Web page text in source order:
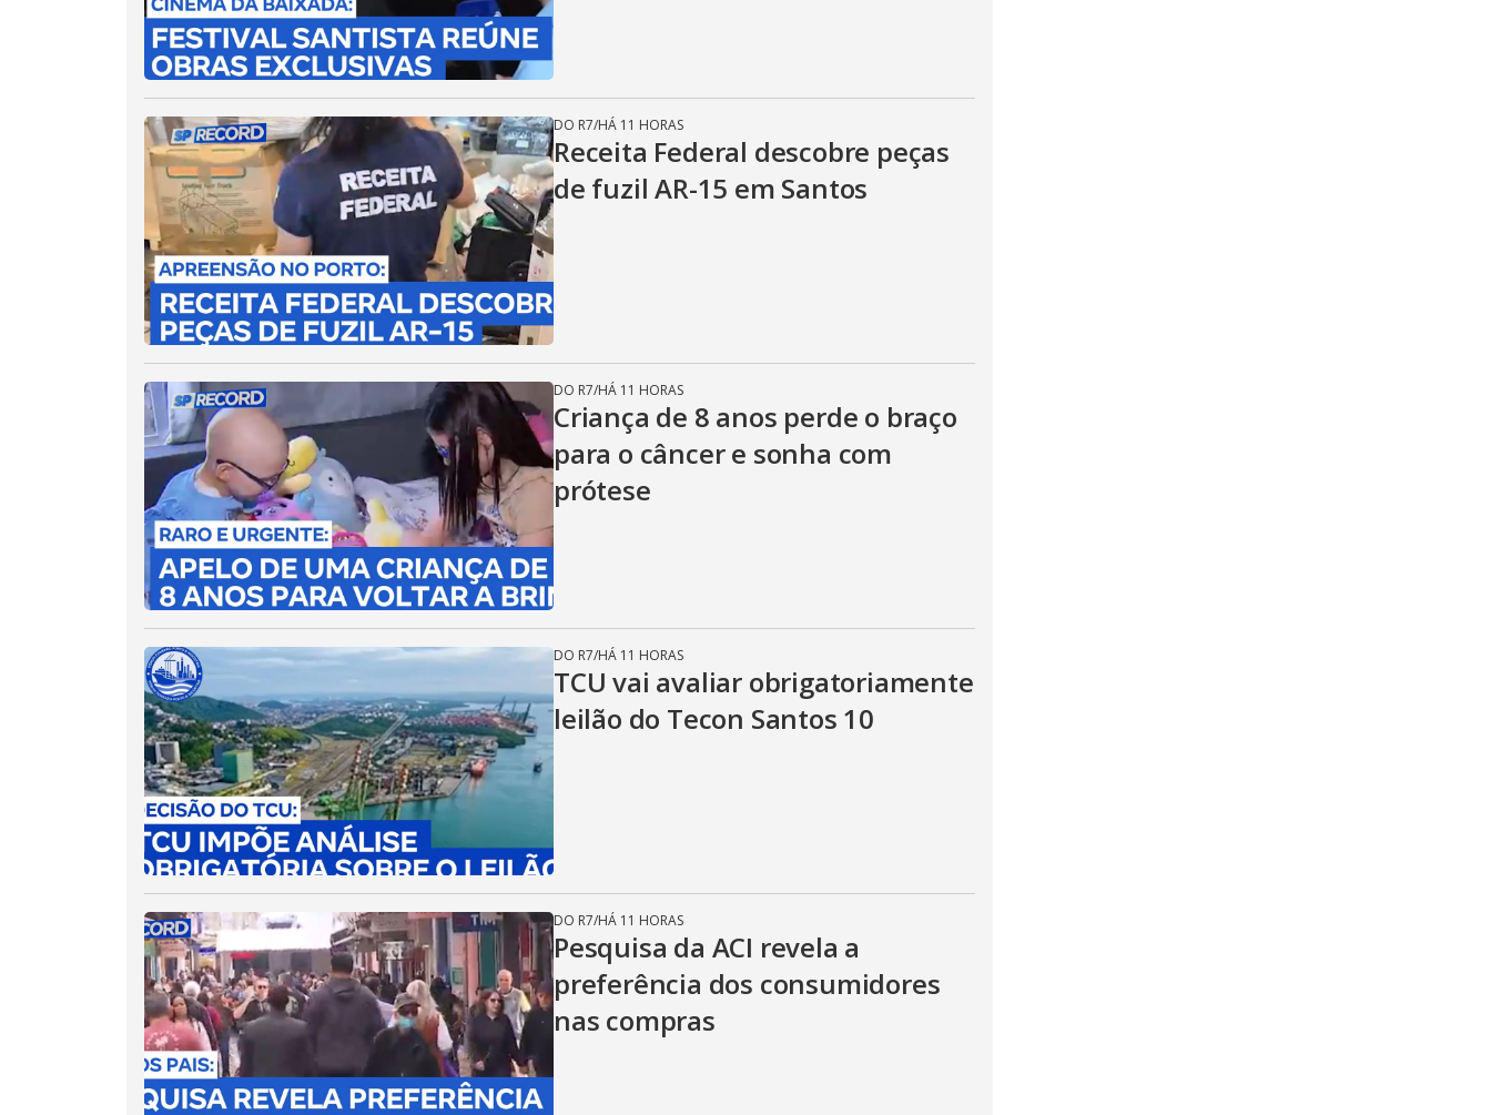
DO R7/HÁ 11 HORAS
Receita Federal descobre peças
de fuzil AR-15 em Santos
DO R7/HÁ 11 HORAS
Criança de 8 anos perde o braço
para o câncer e sonha com
prótese
DO R7/HÁ 11 HORAS
TCU vai avaliar obrigatoriamente
leilão do Tecon Santos 10
DO R7/HÁ 11 HORAS
Pesquisa da ACI revela a
preferência dos consumidores
nas compras